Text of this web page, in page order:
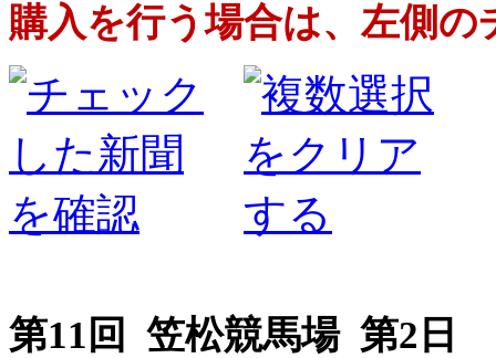
購入を行う場合は、左側
第11回 笠松競馬場 第2日